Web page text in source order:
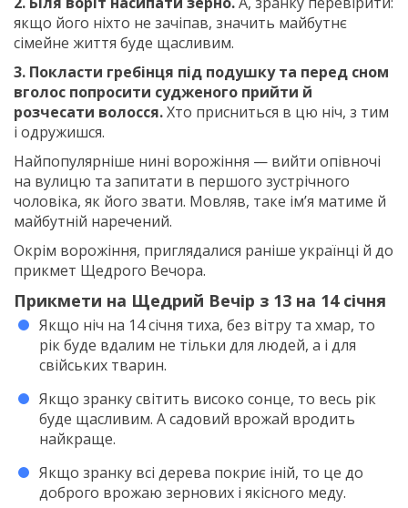
якщо його ніхто не зачіпав, значить майбутнє
сімейне життя буде щасливим.
3. Покласти гребінця під подушку та перед сном
вголос попросити судженого прийти й
розчесати волосся.Хто присниться в цю ніч, з тим
і одружишся.
Найпопулярніше нині ворожіння — вийти опівночі
на вулицю та запитати в першого зустрічного
чоловіка, як його звати. Мовляв, таке ім’я матиме й
майбутній наречений.
Окрім ворожіння, приглядалися раніше українці й до
прикмет Щедрого Вечора.
Прикмети на Щедрий Вечір з 13 на 14 січня
Якщо ніч на 14 січня тиха, без вітру та хмар, то
рік буде вдалим не тільки для людей, а і для
свійських тварин.
Якщо зранку світить високо сонце, то весь рік
буде щасливим. А садовий врожай вродить
найкраще.
Якщо зранку всі дерева покриє іній, то це до
доброго врожаю зернових і якісного меду.